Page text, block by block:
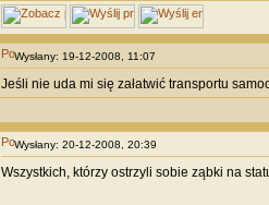
Wysłany: 19-12-2008, 11:07
Jeśli nie uda mi się załatwić transportu
Wysłany: 20-12-2008, 20:39
Wszystkich, którzy ostrzyli sobie ząbki na